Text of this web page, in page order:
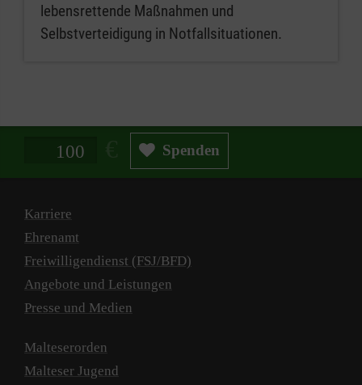
lebensrettende Maßnahmen und
Selbstverteidigung in Notfallsituationen.
Spendenbetrag in Euro Spenden
Karriere
Ehrenamt
Freiwilligendienst (FSJ/BFD)
Angebote und Leistungen
Presse und Medien
Malteserorden
Malteser Jugend